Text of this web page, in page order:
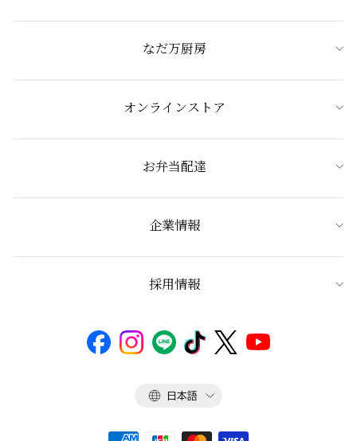
なだ万厨房
オンラインストア
お弁当配達
企業情報
採用情報
言
日本語